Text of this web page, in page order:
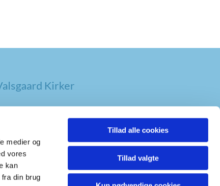
medier og
vores
kan
din brug
Tillad alle cookies
Tillad valgte
Kirker